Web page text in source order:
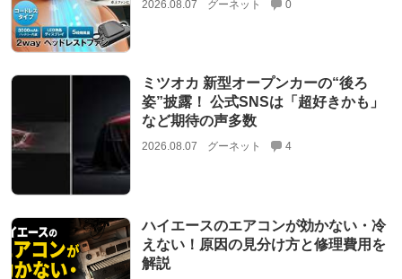
2026.08.07 グーネット 0
ミツオカ 新型オープンカーの“後ろ
姿”披露！ 公式SNSは「超好きかも」
など期待の声多数
2026.08.07 グーネット 4
ハイエースのエアコンが効かない・冷
えない！原因の見分け方と修理費用を
解説